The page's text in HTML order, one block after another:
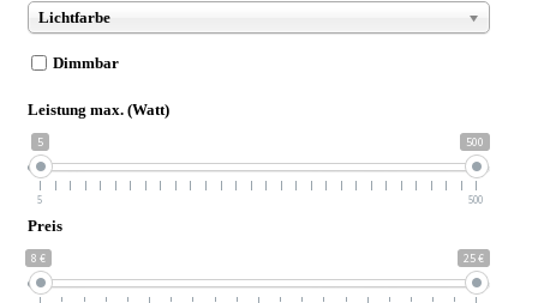
Lichtfarbe
Dimmbar
Leistung max. (Watt)
5 500
5 500
Preis
8 € 25 €